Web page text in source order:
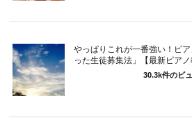
やっぱりこれが一番強い！ピ
った生徒募集法」【最新ピアノ
30.3k件のビ